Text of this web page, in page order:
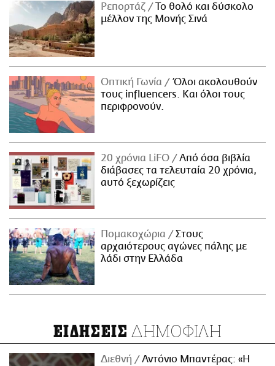
Ρεπορτάζ
Το θολό και δύσκολο
μέλλον της Μονής Σινά
Οπτική Γωνία
Όλοι ακολουθούν
τους influencers. Και όλοι τους
περιφρονούν.
20 χρόνια LiFO
Από όσα βιβλία
διάβασες τα τελευταία 20 χρόνια,
αυτό ξεχωρίζεις
Πομακοχώρια
Στους
αρχαιότερους αγώνες πάλης με
λάδι στην Ελλάδα
ΕΙΔΗΣΕΙΣ ΔΗΜΟΦΙΛΗ
Διεθνή Αντόνιο Μπαντέρας: «Η